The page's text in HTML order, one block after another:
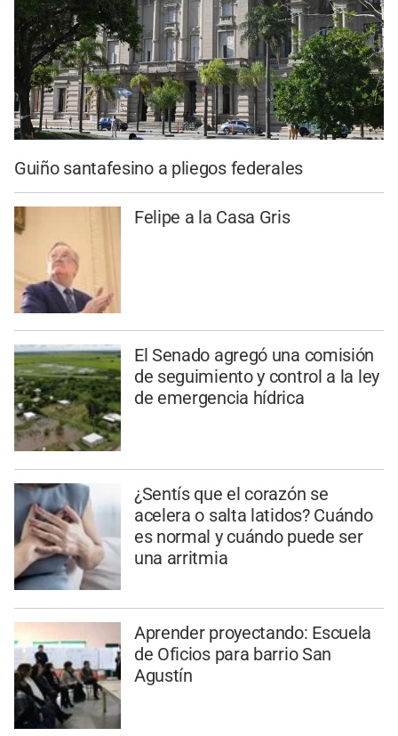
Guiño santafesino a pliegos federales
Felipe a la Casa Gris
El Senado agregó una comisión
de seguimiento y control a la ley
de emergencia hídrica
¿Sentís que el corazón se
acelera o salta latidos? Cuándo
es normal y cuándo puede ser
una arritmia
Aprender proyectando: Escuela
de Oficios para barrio San
Agustín